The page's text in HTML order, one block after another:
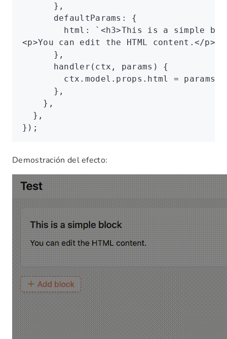
      }
,
      defaultParams
:
{
        html
:
`<h3>This is a simple
<p>You can edit the HTML content.</p>`
      }
,
      handler
(ctx ,
params) {
        ctx
. model . props .html = params
      }
,
    }
,
  }
,
});
Demostración del efecto: